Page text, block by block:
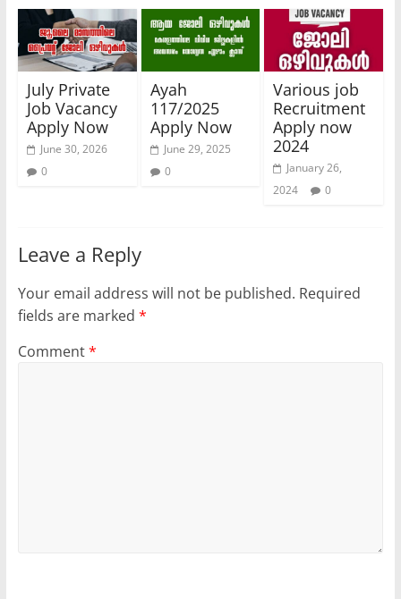
July Private
Job Vacancy
Apply Now
June 30, 2026
0
Ayah
117/2025
Apply Now
June 29, 2025
0
Various job
Recruitment
Apply now
2024
January 26,
2024
0
Leave a Reply
Your email address will not be published. Required
fields are marked *
Comment*